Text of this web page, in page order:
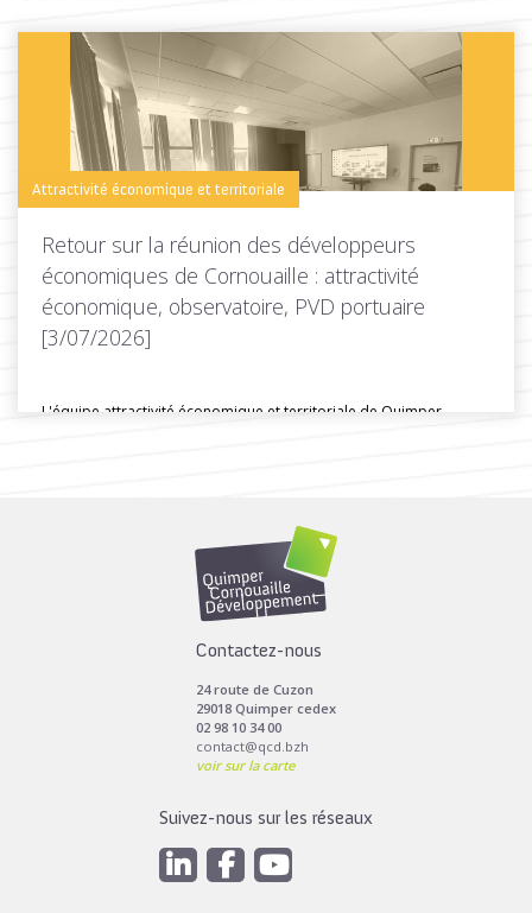
Toutes les actus de cette rubrique LIRE LA SUITE
Attractivité économique et territoriale
Retour sur la réunion des développeurs
économiques de Cornouaille : attractivité
économique, observatoire, PVD portuaire
[3/07/2026]
L'équipe attractivité économique et territoriale de Quimper
Toutes les actus de cette rubrique
Contactez-nous
24 route de Cuzon
29018 Quimper cedex
02 98 10 34 00
contact@qcd.bzh
voir sur la carte
Suivez-nous sur les réseaux